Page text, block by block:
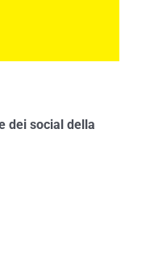
dei social della